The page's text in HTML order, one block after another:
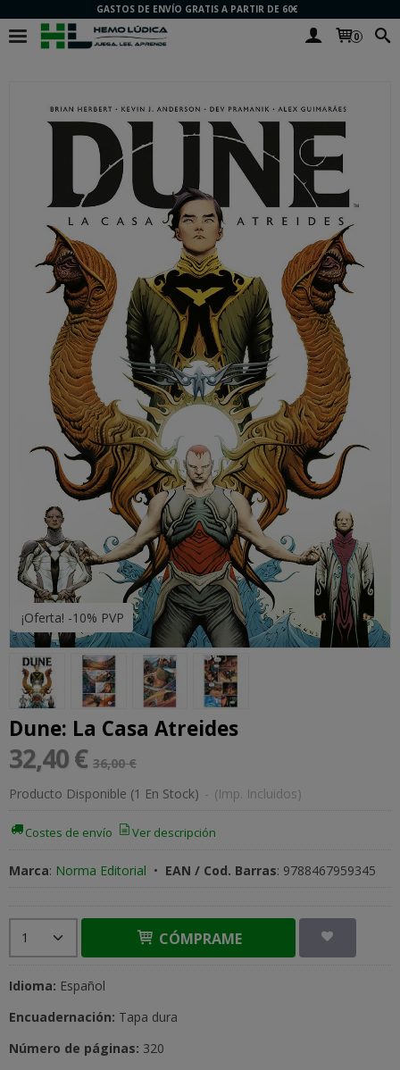
GASTOS DE ENVÍO GRATIS A PARTIR DE 60€
0
¡Oferta! -10% PVP
Dune: La Casa Atreides
32,40 € 36,00 €
Producto Disponible (1 En Stock) - (Imp. Incluidos)
Costes de envío Ver descripción
Marca: Norma Editorial • EAN / Cod. Barras: 9788467959345
CÓMPRAME
Idioma: Español
Encuadernación: Tapa dura
Número de páginas: 320